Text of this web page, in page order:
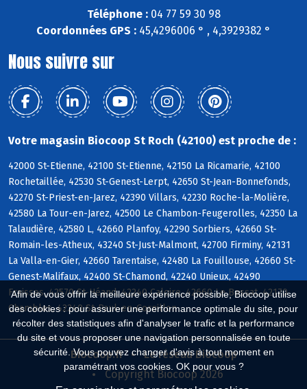
Afin de vous offrir la meilleure expérience possible, Biocoop utilise
des cookies : pour assurer une performance optimale du site, pour
récolter des statistiques afin d'analyser le trafic et la performance
du site et vous proposer une navigation personnalisée en toute
sécurité. Vous pouvez changer d'avis à tout moment en
paramétrant vos cookies. OK pour vous ?
Téléphone :04 77 59 30 98
Coordonnées GPS : 45,4296006 ° , 4,3929382 °
Nous suivre sur
Votre magasin Biocoop St Roch (42100) est proche de :
42000 St-Etienne, 42100 St-Etienne, 42150 La Ricamarie, 42100
Rochetaillée, 42530 St-Genest-Lerpt, 42650 St-Jean-Bonnefonds,
42270 St-Priest-en-Jarez, 42390 Villars, 42230 Roche-la-Molière,
42580 La Tour-en-Jarez, 42500 Le Chambon-Feugerolles, 42350 La
Talaudière, 42580 L, 42660 Planfoy, 42290 Sorbiers, 42660 St-
Romain-les-Atheux, 43240 St-Just-Malmont, 42700 Firminy, 42131
La Valla-en-Gier, 42660 Tarentaise, 42480 La Fouillouse, 42660 St-
Genest-Malifaux, 42400 St-Chamond, 42240 Unieux, 42490
Fraisses, 42570 St-Héand, 42240 Caloire, 42660 Le Bessat, 42170
Chambles, 42240 St-Paul-en-Cornillon
Biocoop.fr
Le réseau Biocoop
Copyright Biocoop 2026